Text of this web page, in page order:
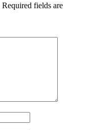
Required fields are